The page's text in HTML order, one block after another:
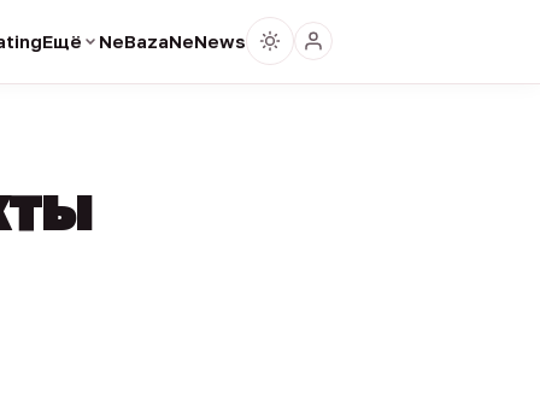
Ещё NeBazaNeNews